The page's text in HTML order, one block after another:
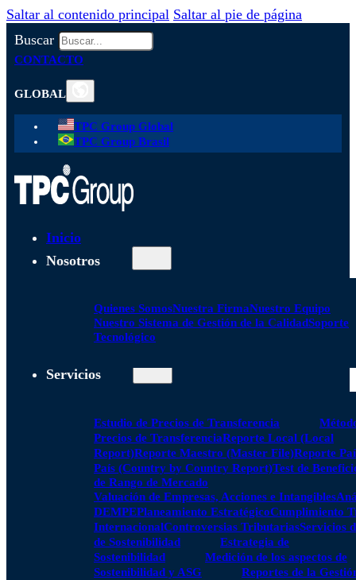
Saltar al contenido principal Saltar al pie de página
Buscar
CONTACTO
GLOBAL
TPC Group Global
TPC Group Brasil
Inicio
Nosotros
Quienes SomosNuestra FirmaNuestro Equipo
Nuestro Sistema de Gestión de la CalidadSoporte
Tecnológico
Servicios
Estudio de Precios de Transferencia
Precios de TransferenciaReporte Local (Local
Report)Reporte Maestro (Master File)Reporte
País (Country by Country Report)Test de
de Rango de Mercado
Valuación de Empresas, Acciones e Intangibles
DEMPEPlaneamiento EstratégicoCumplimiento
InternacionalControversias TributariasServicios
de Sostenibilidad
Estrategia de
Sostenibilidad
Medición de los aspectos de
Sostenibilidad y ASG
Reportes de la